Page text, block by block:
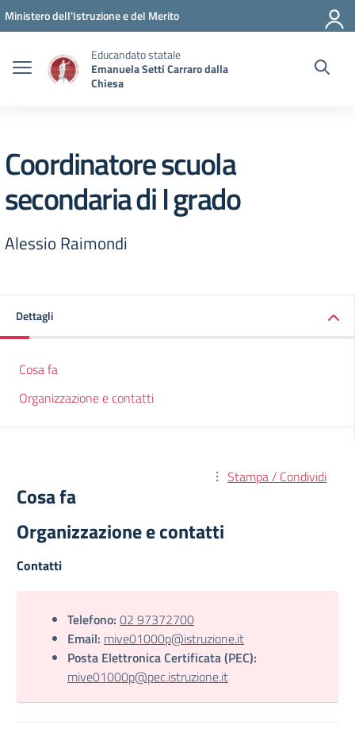
Vai ai contenuti
Vai al menu di navigazione
Vai al footer
Ministero dell'Istruzione e del Merito
Educandato statale
Emanuela Setti Carraro dalla
Chiesa
Coordinatore scuola
secondaria di I grado
Alessio Raimondi
Dettagli
Cosa fa
Organizzazione e contatti
Stampa / Condividi
Cosa fa
Organizzazione e contatti
Contatti
Telefono: 02 97372700
Email: mive01000p@istruzione.it
Posta Elettronica Certificata (PEC):
mive01000p@pec.istruzione.it